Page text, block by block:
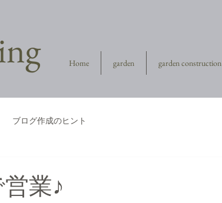
Home garden garden construction
ブログ作成のヒント
業♪